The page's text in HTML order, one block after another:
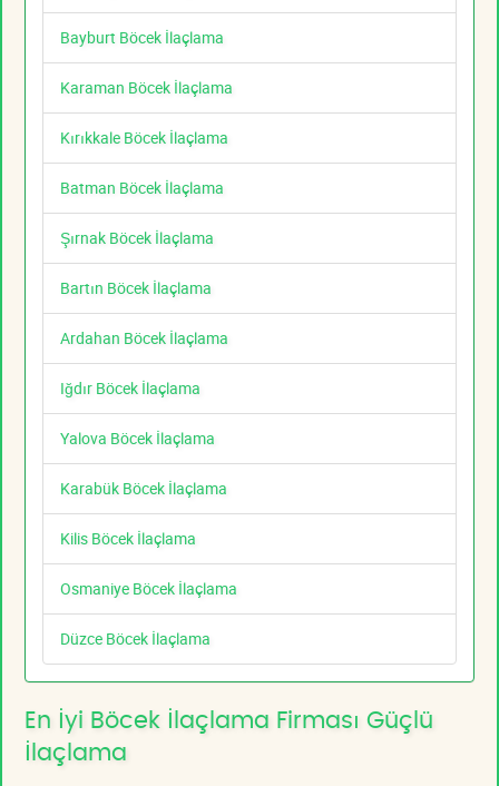
Bayburt Böcek İlaçlama
Karaman Böcek İlaçlama
Kırıkkale Böcek İlaçlama
Batman Böcek İlaçlama
Şırnak Böcek İlaçlama
Bartın Böcek İlaçlama
Ardahan Böcek İlaçlama
Iğdır Böcek İlaçlama
Yalova Böcek İlaçlama
Karabük Böcek İlaçlama
Kilis Böcek İlaçlama
Osmaniye Böcek İlaçlama
Düzce Böcek İlaçlama
En İyi Böcek İlaçlama Firması Güçlü
İlaçlama